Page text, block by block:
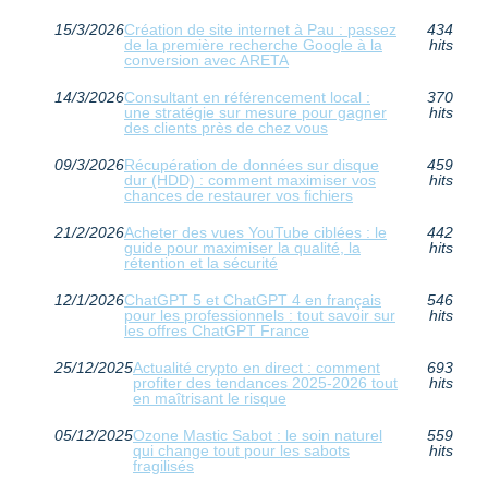
15/3/2026Création de site internet à Pau : passez
de la première recherche Google à la
conversion avec ARETA
434
hits
14/3/2026Consultant en référencement local :
une stratégie sur mesure pour gagner
des clients près de chez vous
370
hits
09/3/2026Récupération de données sur disque
dur (HDD) : comment maximiser vos
chances de restaurer vos fichiers
459
hits
21/2/2026Acheter des vues YouTube ciblées : le
guide pour maximiser la qualité, la
rétention et la sécurité
442
hits
12/1/2026ChatGPT 5 et ChatGPT 4 en français
pour les professionnels : tout savoir sur
les offres ChatGPT France
546
hits
25/12/2025Actualité crypto en direct : comment
profiter des tendances 2025-2026 tout
en maîtrisant le risque
693
hits
05/12/2025Ozone Mastic Sabot : le soin naturel
qui change tout pour les sabots
fragilisés
559
hits